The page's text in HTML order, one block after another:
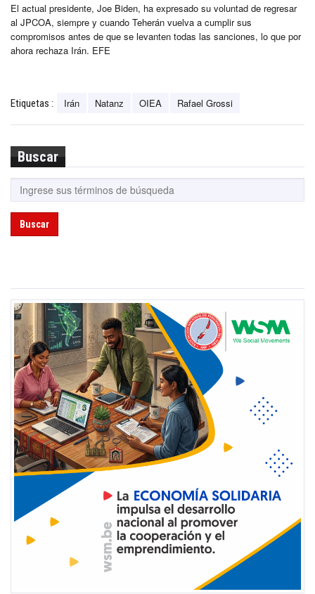
El actual presidente, Joe Biden, ha expresado su voluntad de regresar
al JPCOA, siempre y cuando Teherán vuelva a cumplir sus
compromisos antes de que se levanten todas las sanciones, lo que por
ahora rechaza Irán. EFE
Etiquetas : Irán Natanz OIEA Rafael Grossi
Buscar
Buscar